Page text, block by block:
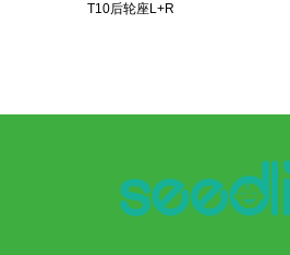
T10后轮座L+R